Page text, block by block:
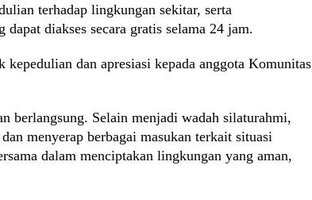
terhadap lingkungan sekitar, serta
diakses secara gratis selama 24 jam.
dan apresiasi kepada anggota Komunitas
berlangsung. Selain menjadi wadah silaturahmi,
menyerap berbagai masukan terkait situasi
dalam menciptakan lingkungan yang aman,